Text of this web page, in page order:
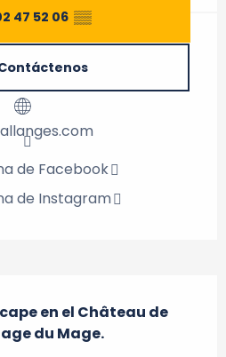
47 52 06 ▒▒
de Facebook
de Instagram
en el Château de
du Mage.